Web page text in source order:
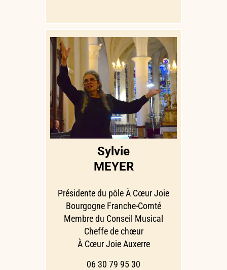
Sylvie
MEYER
Présidente du pôle À Cœur Joie
Bourgogne Franche-Comté
Membre du Conseil Musical
Cheffe de chœur
À Cœur Joie Auxerre
06 30 79 95 30